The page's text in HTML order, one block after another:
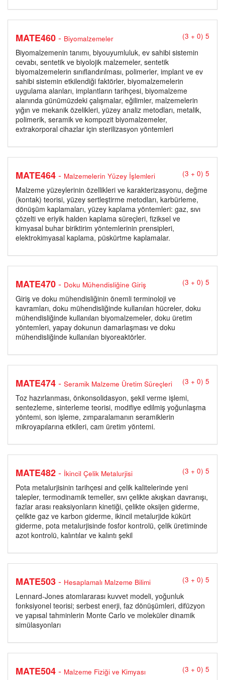
MATE460- Biyomalzemeler (3 + 0) 5
Biyomalzemenin tanımı, biyouyumluluk, ev sahibi sistemin
cevabı, sentetik ve biyolojik malzemeler, sentetik
biyomalzemelerin sınıflandırılması, polimerler, implant ve ev
sahibi sistemin etkilendiği faktörler, biyomalzemelerin
uygulama alanları, implantların tarihçesi, biyomalzeme
alanında günümüzdeki çalışmalar, eğilimler, malzemelerin
yığın ve mekanik özelikleri, yüzey analiz metodları, metalik,
polimerik, seramik ve kompozit biyomalzemeler,
extrakorporal cihazlar için sterilizasyon yöntemleri
MATE464- Malzemelerin Yüzey İşlemleri (3 + 0) 5
Malzeme yüzeylerinin özellikleri ve karakterizasyonu, değme
(kontak) teorisi, yüzey sertleştirme metodları, karbürleme,
dönüşüm kaplamaları, yüzey kaplama yöntemleri: gaz, sıvı
çözelti ve eriyik halden kaplama süreçleri, fiziksel ve
kimyasal buhar biriktirim yöntemlerinin prensipleri,
elektrokimyasal kaplama, püskürtme kaplamalar.
MATE470- Doku Mühendisliğine Giriş (3 + 0) 5
Giriş ve doku mühendisliğinin önemli terminoloji ve
kavramları, doku mühendisliğinde kullanılan hücreler, doku
mühendisliğinde kullanılan biyomalzemeler, doku üretim
yöntemleri, yapay dokunun damarlaşması ve doku
mühendisliğinde kullanılan biyoreaktörler.
MATE474- Seramik Malzeme Üretim Süreçleri (3 + 0) 5
Toz hazırlanması, önkonsolidasyon, şekil verme işlemi,
sentezleme, sinterleme teorisi, modifiye edilmiş yoğunlaşma
yöntemi, son işleme, zımparalamanın seramiklerin
mikroyapılarına etkileri, cam üretim yöntemi.
MATE482- İkincil Çelik Metalurjisi (3 + 0) 5
Pota metalurjisinin tarihçesi and çelik kalitelerinde yeni
talepler, termodinamik temeller, sıvı çelikte akışkan davranışı,
fazlar arası reaksiyonların kinetiği, çelikte oksijen giderme,
çelikte gaz ve karbon giderme, ikincil metalurjide kükürt
giderme, pota metalurjisinde fosfor kontrolü, çelik üretiminde
azot kontrolü, kalıntılar ve kalıntı şekil
MATE503- Hesaplamalı Malzeme Bilimi (3 + 0) 5
Lennard-Jones atomlararası kuvvet modeli, yoğunluk
fonksiyonel teorisi; serbest enerji, faz dönüşümleri, difüzyon
ve yapısal tahminlerin Monte Carlo ve moleküler dinamik
simülasyonları
MATE504- Malzeme Fiziği ve Kimyası (3 + 0) 5